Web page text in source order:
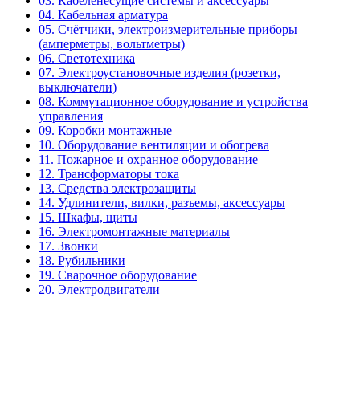
04. Кабельная арматура
05. Счётчики, электроизмерительные приборы
(амперметры, вольтметры)
06. Светотехника
07. Электроустановочные изделия (розетки,
выключатели)
08. Коммутационное оборудование и устройства
управления
09. Коробки монтажные
10. Оборудование вентиляции и обогрева
11. Пожарное и охранное оборудование
12. Трансформаторы тока
13. Средства электрозащиты
14. Удлинители, вилки, разъемы, аксессуары
15. Шкафы, щиты
16. Электромонтажные материалы
17. Звонки
18. Рубильники
19. Сварочное оборудование
20. Электродвигатели